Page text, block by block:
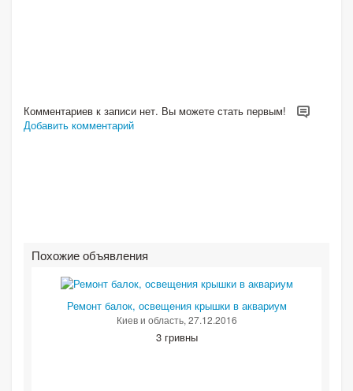
Комментариев к записи нет. Вы можете стать первым!
Добавить комментарий
Похожие объявления
Ремонт балок, освещения крышки в аквариум
Киев и область, 27.12.2016
3 гривны